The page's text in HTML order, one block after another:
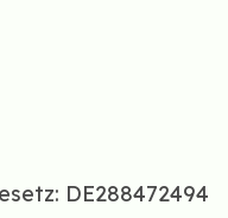
DE288472494